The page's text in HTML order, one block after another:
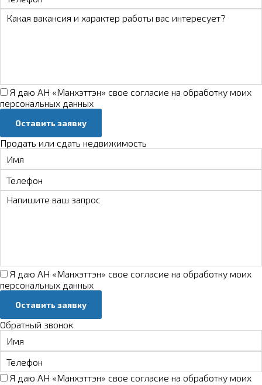
Я даю АН «Манхэттэн» свое согласие на обработку моих
персональных данных
Оставить заявку
Продать или сдать недвижимость
Я даю АН «Манхэттэн» свое согласие на обработку моих
персональных данных
Оставить заявку
Обратный звонок
Я даю АН «Манхэттэн» свое согласие на обработку моих